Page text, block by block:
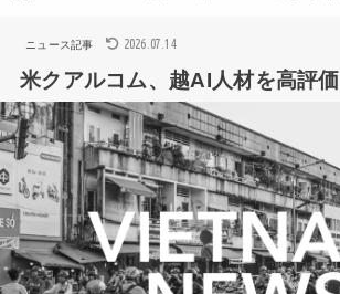
ニュース記事 2026.07.14
米クアルコム、越AI人材を高評価